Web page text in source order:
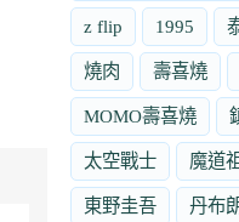
z flip 1995
燒肉 壽喜燒
MOMO壽喜燒
太空戰士 魔道
東野圭吾 丹布